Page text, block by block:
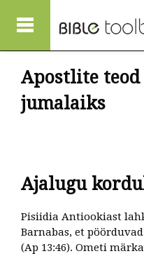
Apostlite teod
jumalaiks
Ajalugu
Pisiidia Antiookiast
Barnabas, et
(Ap 13:46). Ometi